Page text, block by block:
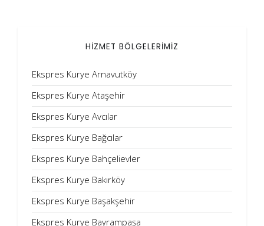
HİZMET BÖLGELERİMİZ
Ekspres Kurye Arnavutköy
Ekspres Kurye Ataşehir
Ekspres Kurye Avcılar
Ekspres Kurye Bağcılar
Ekspres Kurye Bahçelievler
Ekspres Kurye Bakırköy
Ekspres Kurye Başakşehir
Ekspres Kurye Bayrampaşa